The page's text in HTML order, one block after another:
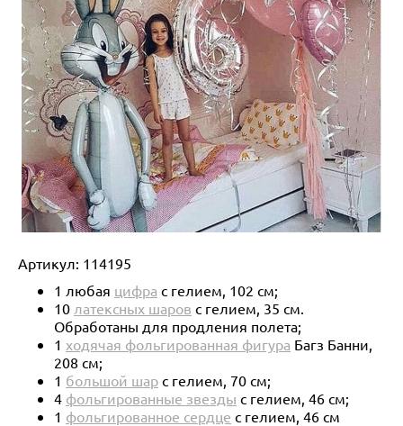
Артикул: 114195
1 любая цифра с гелием, 102 см;
10 латексных шаров с гелием, 35 см.
Обработаны для продления полета;
1 ходячая фольгированная фигура Багз Банни,
208 см;
1 большой шар с гелием, 70 см;
4 фольгированные звезды с гелием, 46 см;
1 фольгированное сердце с гелием, 46 см